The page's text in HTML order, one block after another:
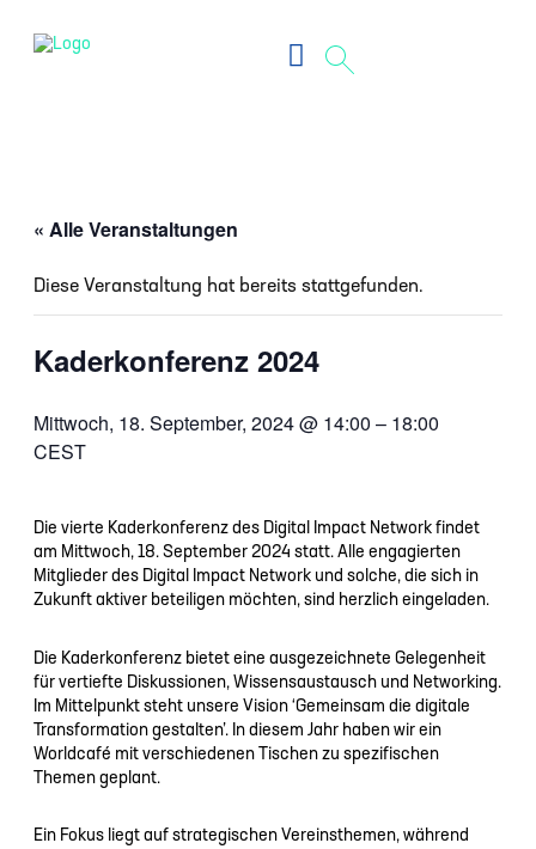
« Alle Veranstaltungen
Diese Veranstaltung hat bereits stattgefunden.
Kaderkonferenz 2024
Mittwoch, 18. September, 2024@ 14:00 – 18:00
CEST
Die vierte Kaderkonferenz des Digital Impact Network findet
am Mittwoch, 18. September 2024 statt. Alle engagierten
Mitglieder des Digital Impact Network und solche, die sich in
Zukunft aktiver beteiligen möchten, sind herzlich eingeladen.
Die Kaderkonferenz bietet eine ausgezeichnete Gelegenheit
für vertiefte Diskussionen, Wissensaustausch und Networking.
Im Mittelpunkt steht unsere Vision ‘Gemeinsam die digitale
Transformation gestalten’. In diesem Jahr haben wir ein
Worldcafé mit verschiedenen Tischen zu spezifischen
Themen geplant.
Ein Fokus liegt auf strategischen Vereinsthemen, während